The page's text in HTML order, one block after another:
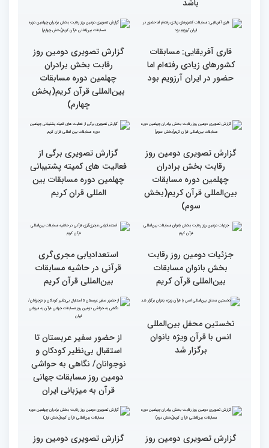
در زندگی یکی از تأثیرات
انس با قرآن است
است
قرائت قرآن برای هر
مسلمان باید اولین اولویت
انس با قرآن در روابط
اجتماعی افراد تأثیرگذار است
کشورهای زیادی رفته‌ام اما
حضور در ایران آرزویم بود
رقابت بخش برادران
چهلمین دوره مسابقات
بین‌المللی قرآن کریم(بخش
چهارم)
رقابت بخش برادران
چهلمین دوره مسابقات
بین‌المللی قرآن کریم(بخش
سوم)
فعالیت های کمیته پشتیبانی
چهلمین دوره مسابقات بین
المللی قران کریم
جزئیات دومین روز رقابت
بخش بانوان مسابقات
استعدادیابی مجری‌گری
قرآنی در حاشیه مسابقات
بین‌المللی قرآن کریم
نخستین محفل بین‌المللی
برگزار شد
استقبال بی‌نظیر کودکان و